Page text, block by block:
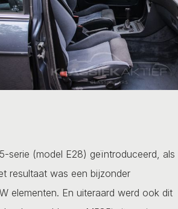
serie (model E28) geïntroduceerd, als
resultaat was een bijzonder
elementen. En uiteraard werd ook dit